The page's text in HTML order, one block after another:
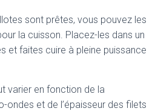
sont prêtes, vous pouvez les
la cuisson. Placez-les dans un
et faites cuire à pleine puissance
varier en fonction de la
ondes et de l’épaisseur des filets